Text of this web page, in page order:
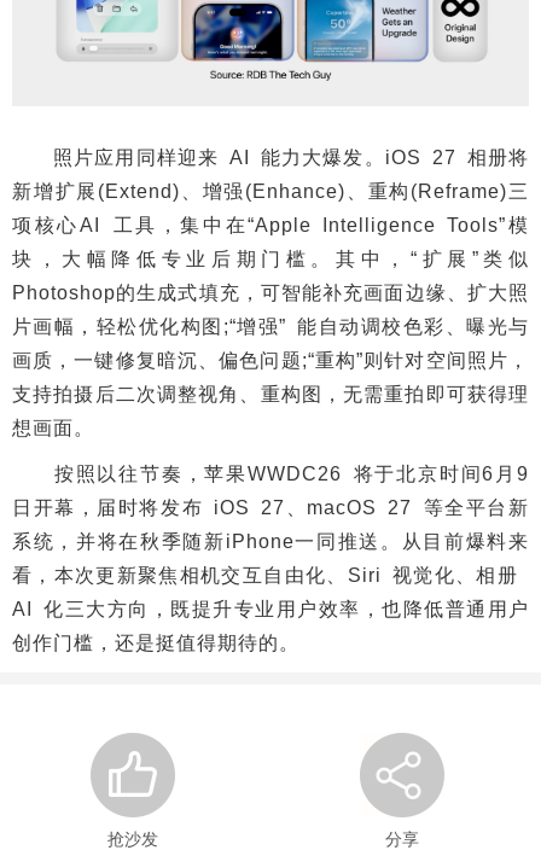
照片应用同样迎来 AI 能力大爆发。iOS 27 相册将
新增扩展(Extend)、增强(Enhance)、重构(Reframe)三
项核心AI 工具，集中在“Apple Intelligence Tools”模
块，大幅降低专业后期门槛。其中，“扩展”类似
Photoshop的生成式填充，可智能补充画面边缘、扩大照
片画幅，轻松优化构图;“增强” 能自动调校色彩、曝光与
画质，一键修复暗沉、偏色问题;“重构”则针对空间照片，
支持拍摄后二次调整视角、重构图，无需重拍即可获得理
想画面。
按照以往节奏，苹果WWDC26 将于北京时间6月9
日开幕，届时将发布 iOS 27、macOS 27 等全平台新
系统，并将在秋季随新iPhone一同推送。从目前爆料来
看，本次更新聚焦相机交互自由化、Siri 视觉化、相册
AI 化三大方向，既提升专业用户效率，也降低普通用户
创作门槛，还是挺值得期待的。
抢沙发 分享